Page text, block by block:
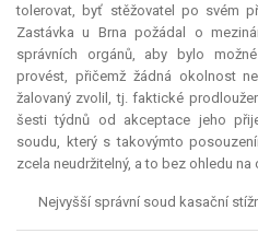
tolerovat, byť stěžovatel po svém
Zastávka u Brna požádal o
správních orgánů, aby bylo
provést, přičemž žádná okolnost
žalovaný zvolil, tj. faktické
šesti týdnů od akceptace jeho
soudu, který s takovýmto
zcela neudržitelný, a to bez ohledu na
Nejvyšší správní soud kasační